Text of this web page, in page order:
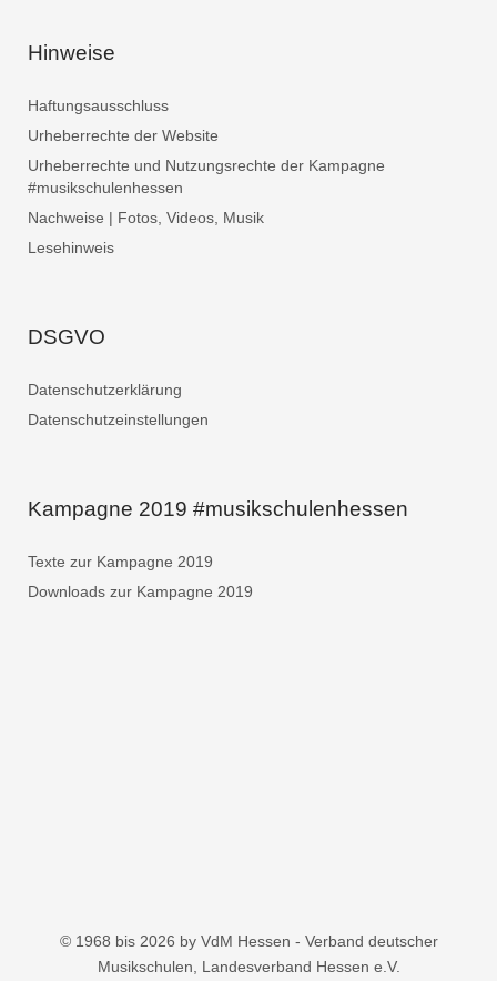
Hinweise
Haftungsausschluss
Urheberrechte der Website
Urheberrechte und Nutzungsrechte der Kampagne
#musikschulenhessen
Nachweise | Fotos, Videos, Musik
Lesehinweis
DSGVO
Datenschutzerklärung
Datenschutzeinstellungen
Kampagne 2019 #musikschulenhessen
Texte zur Kampagne 2019
Downloads zur Kampagne 2019
© 1968 bis 2026 by VdM Hessen - Verband deutscher
Musikschulen, Landesverband Hessen e.V.